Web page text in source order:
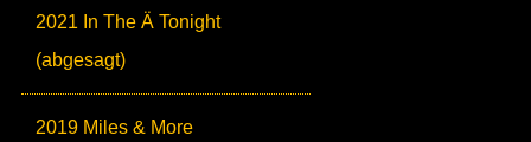
2021 In The Ä Tonight
(abgesagt)
2019 Miles & More